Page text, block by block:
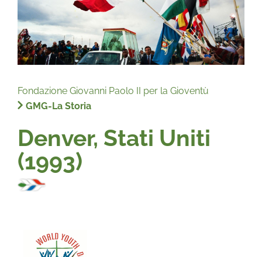
Fondazione Giovanni Paolo II per la Gioventù
GMG-La Storia
Denver, Stati Uniti
(1993)